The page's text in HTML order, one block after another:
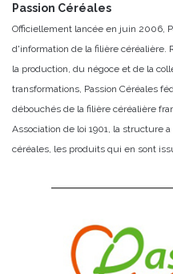
Passion Céréales
Officiellement lancée en juin 2006,
d'information de la filière céréalière.
la production, du négoce et de la
transformations, Passion Céréales
débouchés de la filière céréalière
Association de loi 1901, la structure
céréales, les produits qui en sont